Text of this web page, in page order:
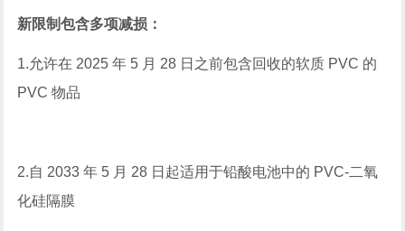
新限制包含多项减损：
1.允许在 2025 年 5 月 28 日之前包含回收的软质 PVC 的
PVC 物品
2.自 2033 年 5 月 28 日起适用于铅酸电池中的 PVC-二氧
化硅隔膜